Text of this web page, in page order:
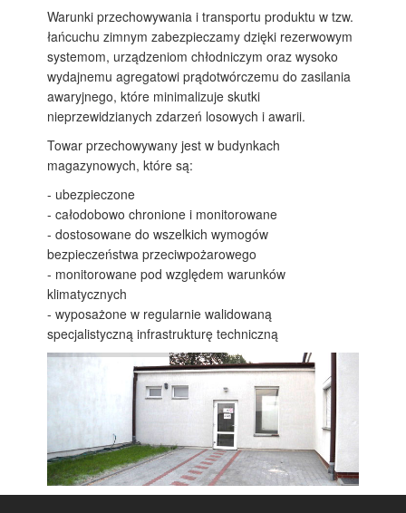
Warunki przechowywania i transportu produktu w tzw.
łańcuchu zimnym zabezpieczamy dzięki rezerwowym
systemom, urządzeniom chłodniczym oraz wysoko
wydajnemu agregatowi prądotwórczemu do zasilania
awaryjnego, które minimalizuje skutki
nieprzewidzianych zdarzeń losowych i awarii.
Towar przechowywany jest w budynkach
magazynowych, które są:
- ubezpieczone
- całodobowo chronione i monitorowane
- dostosowane do wszelkich wymogów
bezpieczeństwa przeciwpożarowego
- monitorowane pod względem warunków
klimatycznych
- wyposażone w regularnie walidowaną
specjalistyczną infrastrukturę techniczną